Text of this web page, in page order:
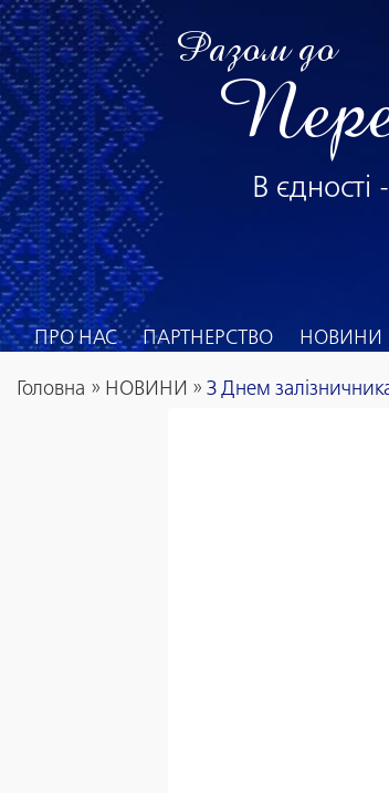
Разом до
В єдності
ПРО НАС ПАРТНЕРСТВО НОВИНИ
Головна » НОВИНИ » З Днем